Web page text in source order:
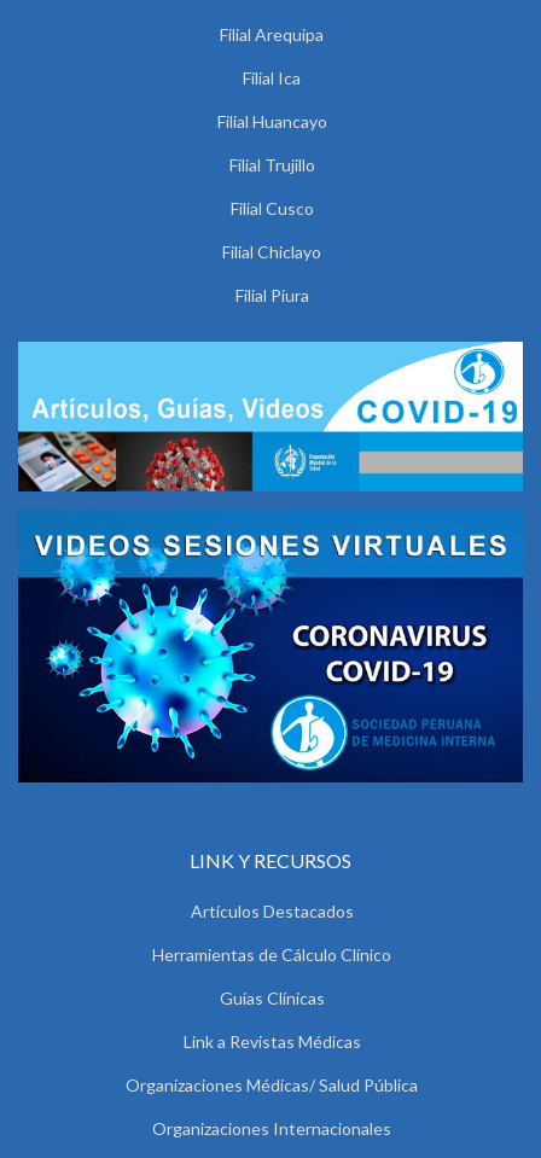
Filial Arequipa
Filial Ica
Filial Huancayo
Filial Trujillo
Filial Cusco
Filial Chiclayo
Filial Piura
LINK Y RECURSOS
Artículos Destacados
Herramientas de Cálculo Clínico
Guías Clínicas
Link a Revistas Médicas
Organizaciones Médicas/ Salud Pública
Organizaciones Internacionales